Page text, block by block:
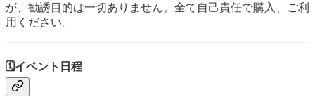
が、勧誘目的は一切ありません。全て自己責任で購入、ご利
用ください。
🗓️イベント日程